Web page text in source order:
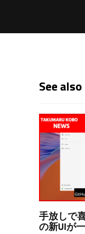
See also
手放しで
の新UIが